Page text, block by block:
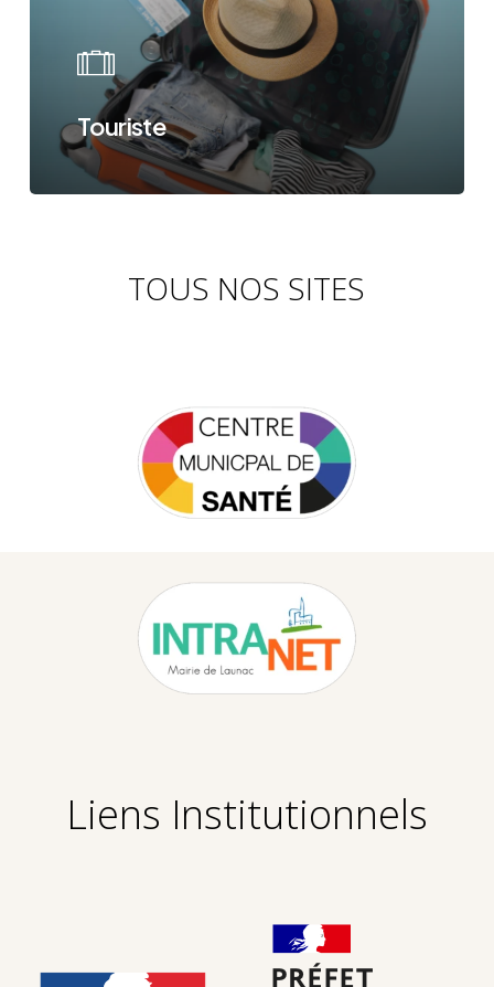
Touriste
TOUS NOS SITES
Liens Institutionnels